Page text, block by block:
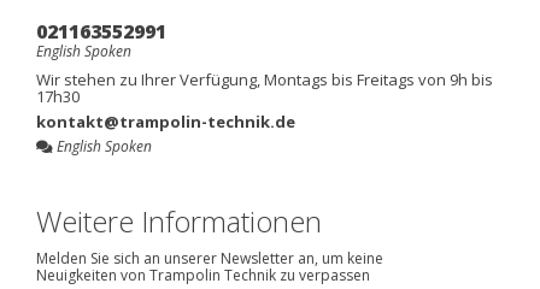
021163552991
English Spoken
Wir stehen zu Ihrer Verfügung, Montags bis Freitags von 9h bis
17h30
kontakt@trampolin-technik.de
English Spoken
Weitere Informationen
Melden Sie sich an unserer Newsletter an, um keine
Neuigkeiten von Trampolin Technik zu verpassen